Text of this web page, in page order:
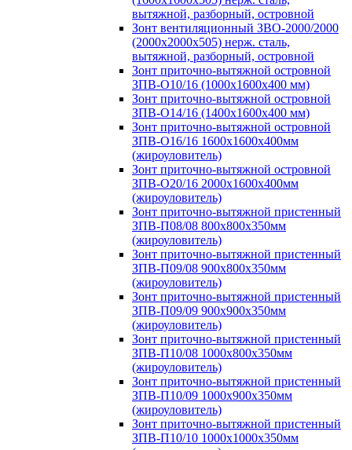
вытяжной, разборный, островной
Зонт вентиляционный ЗВО-2000/2000
(2000х2000х505) нерж. сталь,
вытяжной, разборный, островной
Зонт приточно-вытяжной островной
ЗПВ-О10/16 (1000х1600х400 мм)
Зонт приточно-вытяжной островной
ЗПВ-О14/16 (1400х1600х400 мм)
Зонт приточно-вытяжной островной
ЗПВ-О16/16 1600х1600х400мм
(жироуловитель)
Зонт приточно-вытяжной островной
ЗПВ-О20/16 2000х1600х400мм
(жироуловитель)
Зонт приточно-вытяжной пристенный
ЗПВ-П08/08 800х800х350мм
(жироуловитель)
Зонт приточно-вытяжной пристенный
ЗПВ-П09/08 900х800х350мм
(жироуловитель)
Зонт приточно-вытяжной пристенный
ЗПВ-П09/09 900х900х350мм
(жироуловитель)
Зонт приточно-вытяжной пристенный
ЗПВ-П10/08 1000х800х350мм
(жироуловитель)
Зонт приточно-вытяжной пристенный
ЗПВ-П10/09 1000х900х350мм
(жироуловитель)
Зонт приточно-вытяжной пристенный
ЗПВ-П10/10 1000х1000х350мм